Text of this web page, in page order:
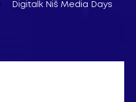
Digitalk Niš Media Days